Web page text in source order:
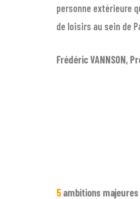
personne extérieure
de loisirs au sein de
Frédéric VANNSON,
5 ambitions majeures